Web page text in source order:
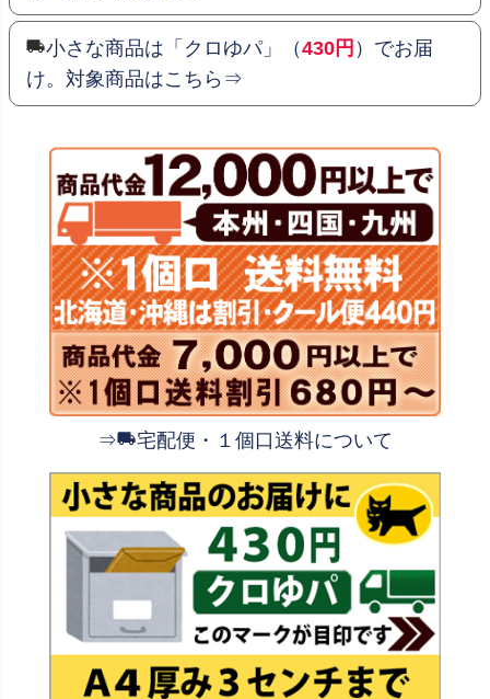
小さな商品は「クロゆパ」（430円 ）でお届
け。対象商品はこちら⇒
⇒ 宅配便・１個口送料について